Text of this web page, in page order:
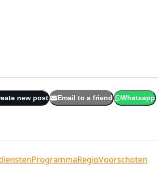
new post Email to a friend Whatsapp
ProgrammaRegioVoorschoten